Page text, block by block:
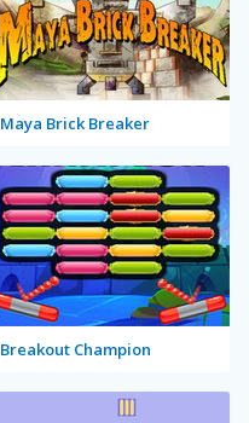
Maya Brick Breaker
Breakout Champion